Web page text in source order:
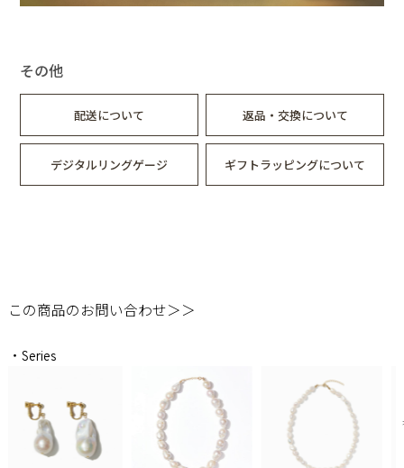
その他
配送について 返品・交換について
デジタルリングゲージ ギフトラッピングについて
この商品のお問い合わせ＞＞
・Series